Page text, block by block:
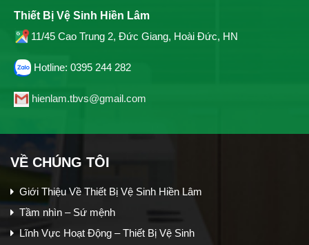
Thiết Bị Vệ Sinh Hiền Lâm
11/45 Cao Trung 2, Đức Giang, Hoài Đức, HN
Hotline: 0395 244 282
hienlam.tbvs@gmail.com
VỀ CHÚNG TÔI
Giới Thiệu Về Thiết Bị Vệ Sinh Hiền Lâm
Tầm nhìn – Sứ mệnh
Lĩnh Vực Hoạt Động – Thiết Bị Vệ Sinh